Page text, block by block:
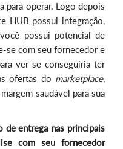
para operar. Logo depois
HUB possui integração,
possui potencial de
se com seu fornecedor e
ver se conseguiria ter
ofertas do marketplace,
saudável para sua
de entrega nas principais
com seu fornecedor